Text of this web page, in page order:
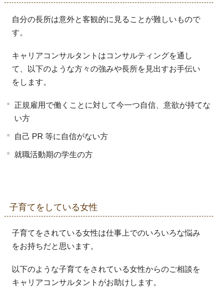
自分の長所は意外と客観的に見ることが難しいもので
す。
キャリアコンサルタントはコンサルティングを通し
て、以下のような方々の強みや長所を見出すお手伝い
をします。
正規雇用で働くことに対して今一つ自信、意欲が持てな
い方
自己 PR 等に自信がない方
就職活動期の学生の方
子育てをしている女性
子育てをされている女性は仕事上でのいろいろな悩み
をお持ちだと思います。
以下のような子育てをされている女性からのご相談を
キャリアコンサルタントがお助けします。